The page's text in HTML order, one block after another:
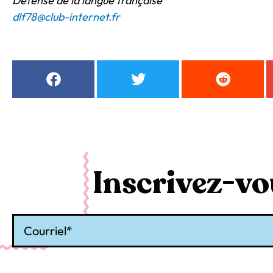
dlf78@club-internet.fr
Inscrivez-